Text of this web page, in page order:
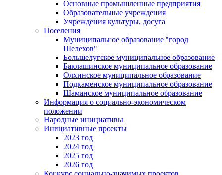
Основные промышленные предприятия
Образовательные учреждения
Учреждения культуры, досуга
Поселения
Муниципальное образование "город
Шелехов"
Большелугское муниципальное образование
Баклашинское муниципальное образование
Олхинское муниципальное образование
Подкаменское муниципальное образование
Шаманское муниципальное образование
Информация о социально-экономическом
положении
Народные инициативы
Инициативные проекты
2023 год
2024 год
2025 год
2026 год
Конкурс социально-значимых проектов